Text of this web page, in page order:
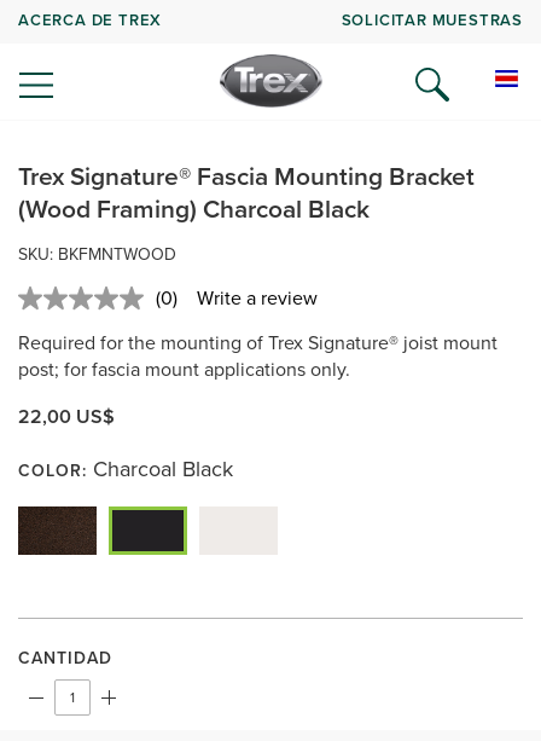
ACERCA DE TREX SOLICITAR MUESTRAS
Trex Signature® Fascia Mounting Bracket
(Wood Framing) Charcoal Black
SKU: BKFMNTWOOD
No
value.
Same
page
(0)
Write a review
Required for the mounting of Trex Signature® joist mount
post; for fascia mount applications only.
22,00 US$
COLOR: Charcoal Black
CANTIDAD